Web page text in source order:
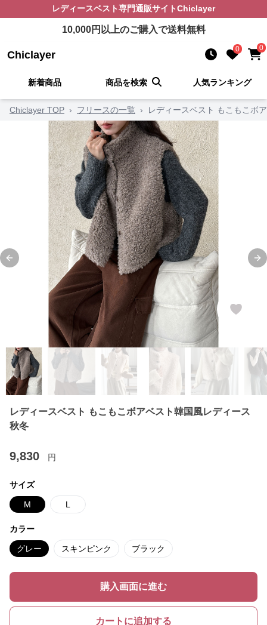
レディースベスト専門通販サイトChiclayer
10,000円以上のご購入で送料無料
Chiclayer 0 0
新着商品 商品を検索 人気ランキング
Chiclayer TOP › フリースの一覧 › レディースベスト もこもこボ
Previous slide
レディースベスト もこもこボアベスト韓国風レディース
秋冬
9,830 円
サイズ
M L
カラー
グレー スキンピンク ブラック
購入画面に進む
カートに追加する